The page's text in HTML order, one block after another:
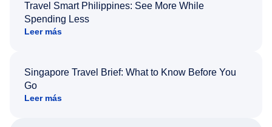
Travel Smart Philippines: See More While
Spending Less
Leer más
Singapore Travel Brief: What to Know Before You
Go
Leer más